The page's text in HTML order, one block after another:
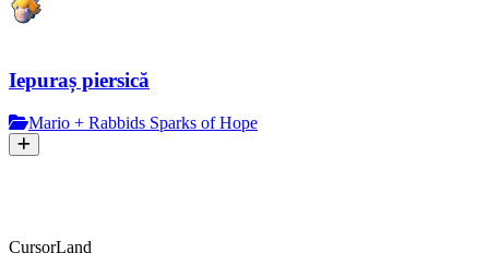
Iepuraș piersică
Mario + Rabbids Sparks of Hope
CursorLand